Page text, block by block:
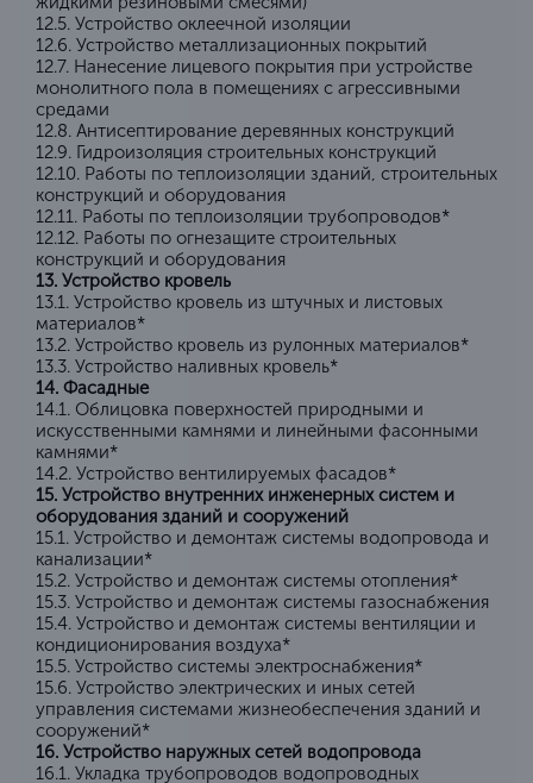
12.5. Устройство оклеечной изоляции
12.6. Устройство металлизационных покрытий
12.7. Нанесение лицевого покрытия при устройстве
монолитного пола в помещениях с агрессивными
средами
12.8. Антисептирование деревянных конструкций
12.9. Гидроизоляция строительных конструкций
12.10. Работы по теплоизоляции зданий, строительных
конструкций и оборудования
12.11. Работы по теплоизоляции трубопроводов*
12.12. Работы по огнезащите строительных
конструкций и оборудования
13. Устройство кровель
13.1. Устройство кровель из штучных и листовых
материалов*
13.2. Устройство кровель из рулонных материалов*
13.3. Устройство наливных кровель*
14. Фасадные
14.1. Облицовка поверхностей природными и
искусственными камнями и линейными фасонными
камнями*
14.2. Устройство вентилируемых фасадов*
15. Устройство внутренних инженерных систем и
оборудования зданий и сооружений
15.1. Устройство и демонтаж системы водопровода и
канализации*
15.2. Устройство и демонтаж системы отопления*
15.3. Устройство и демонтаж системы газоснабжения
15.4. Устройство и демонтаж системы вентиляции и
кондиционирования воздуха*
15.5. Устройство системы электроснабжения*
15.6. Устройство электрических и иных сетей
управления системами жизнеобеспечения зданий и
сооружений*
16. Устройство наружных сетей водопровода
16.1. Укладка трубопроводов водопроводных